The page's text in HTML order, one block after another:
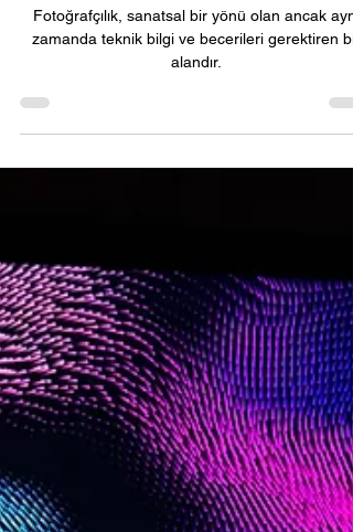
mi?
Fotoğrafçılık, sanatsal bir yönü olan ancak aynı